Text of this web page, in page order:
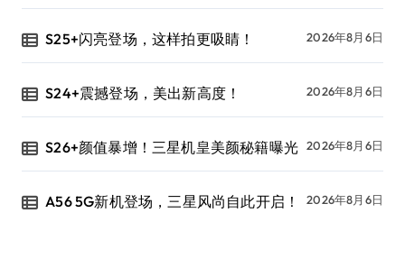
S25+闪亮登场，这样拍更吸睛！ 2026年8月6日
S24+震撼登场，美出新高度！ 2026年8月6日
S26+颜值暴增！三星机皇美颜秘籍曝光 2026年8月6日
A56 5G新机登场，三星风尚自此开启！ 2026年8月6日